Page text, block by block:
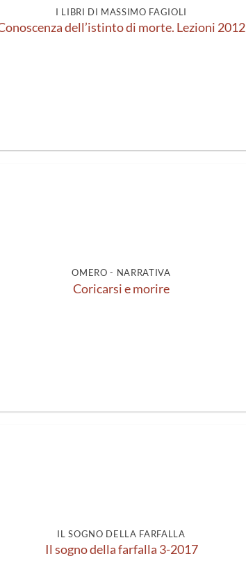
I LIBRI DI MASSIMO FAGIOLI
dell’istinto di morte. Lezioni 2012
OMERO - NARRATIVA
Coricarsi e morire
IL SOGNO DELLA FARFALLA
Il sogno della farfalla 3-2017